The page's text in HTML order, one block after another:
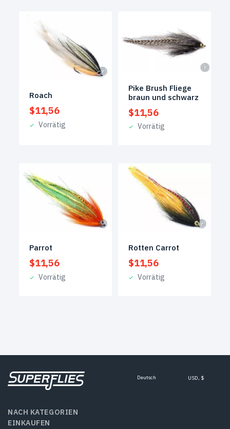
Roach
$11,56
Vorrätig
Pike Brush Fliege
braun und schwarz
$11,56
Vorrätig
Parrot
$11,56
Vorrätig
Rotten Carrot
$11,56
Vorrätig
Deutsch USD, $
NACH KATEGORIEN
EINKAUFEN